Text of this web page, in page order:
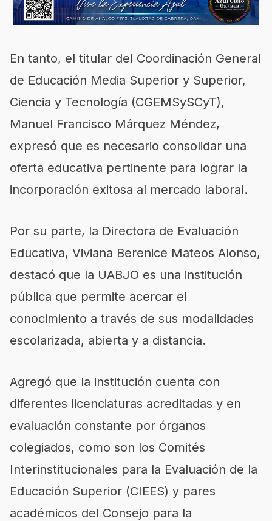
En tanto, el titular del Coordinación General
de Educación Media Superior y Superior,
Ciencia y Tecnología (CGEMSySCyT),
Manuel Francisco Márquez Méndez,
expresó que es necesario consolidar una
oferta educativa pertinente para lograr la
incorporación exitosa al mercado laboral.
Por su parte, la Directora de Evaluación
Educativa, Viviana Berenice Mateos Alonso,
destacó que la UABJO es una institución
pública que permite acercar el
conocimiento a través de sus modalidades
escolarizada, abierta y a distancia.
Agregó que la institución cuenta con
diferentes licenciaturas acreditadas y en
evaluación constante por órganos
colegiados, como son los Comités
Interinstitucionales para la Evaluación de la
Educación Superior (CIEES) y pares
académicos del Consejo para la